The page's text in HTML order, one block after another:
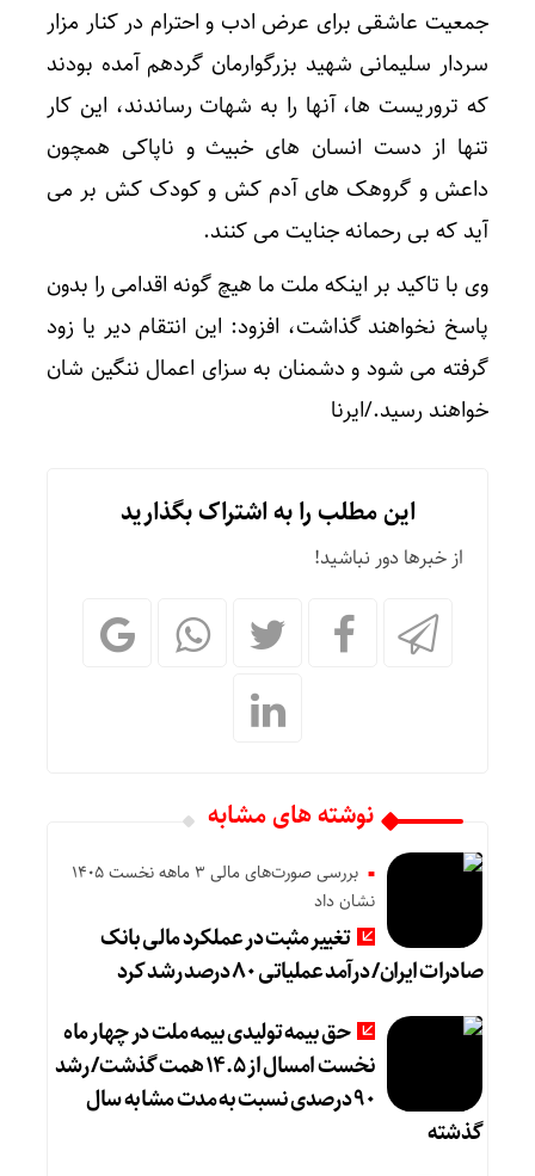
جمعیت عاشقی برای عرض ادب و احترام در کنار مزار
سردار سلیمانی شهید بزرگوارمان گردهم آمده بودند
که تروریست ها، آنها را به شهات رساندند، این کار
تنها از دست انسان های خبیث و ناپاکی همچون
داعش و گروهک های آدم کش و کودک کش بر می
آید که بی رحمانه جنایت می کنند.
وی با تاکید بر اینکه ملت ما هیچ گونه اقدامی را بدون
پاسخ نخواهند گذاشت، افزود: این انتقام دیر یا زود
گرفته می شود و دشمنان به سزای اعمال ننگین شان
خواهند رسید./ایرنا
این مطلب را به اشتراک بگذارید
از خبرها دور نباشید!
نوشته های مشابه
بررسی صورت‌های مالی 3 ماهه نخست 1405
نشان داد
تغییر مثبت در عملکرد مالی بانک
صادرات ایران/ درآمد عملیاتی ۸۰ درصد رشد کرد
حق بیمه تولیدی بیمه ملت در چهار ماه
نخست امسال از ۱۴.۵ همت گذشت/ رشد
۹۰ درصدی نسبت به مدت مشابه سال
گذشته